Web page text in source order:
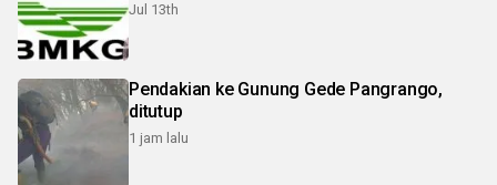
Jul 13th
Pendakian ke Gunung Gede Pangrango,
ditutup
1 jam lalu